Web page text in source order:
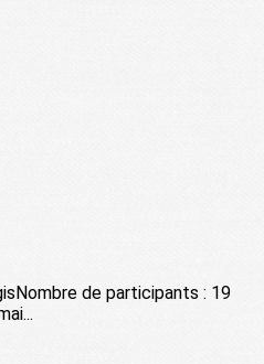
de participants : 19